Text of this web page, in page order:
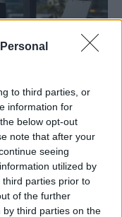
to third parties, or
information for
below opt-out
note that after your
seeing
utilized by
parties prior to
of the further
third parties on the
rumbo…